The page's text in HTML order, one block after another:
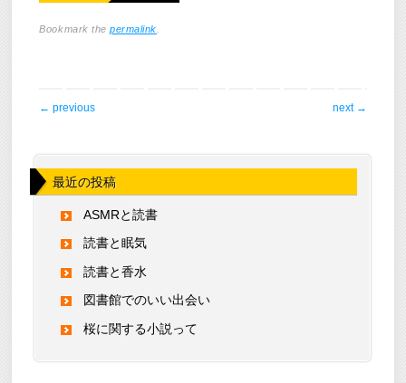
Bookmark thepermalink.
post navigation
← previous next →
最近の投稿
ASMRと読書
読書と眠気
読書と香水
図書館でのいい出会い
桜に関する小説って